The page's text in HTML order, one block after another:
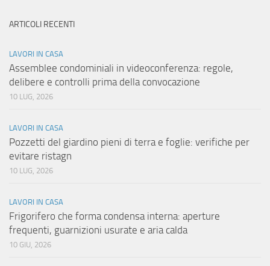
ARTICOLI RECENTI
LAVORI IN CASA
Assemblee condominiali in videoconferenza: regole,
delibere e controlli prima della convocazione
10 LUG, 2026
LAVORI IN CASA
Pozzetti del giardino pieni di terra e foglie: verifiche per
evitare ristagn
10 LUG, 2026
LAVORI IN CASA
Frigorifero che forma condensa interna: aperture
frequenti, guarnizioni usurate e aria calda
10 GIU, 2026